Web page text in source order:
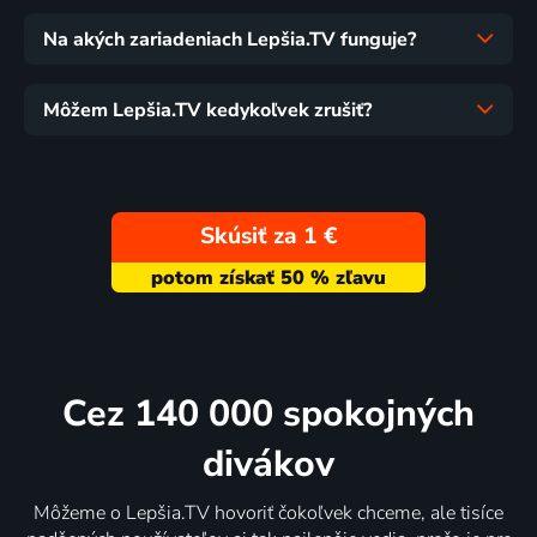
Na akých zariadeniach Lepšia.TV funguje?
Môžem Lepšia.TV kedykoľvek zrušiť?
Skúsiť za 1 €
Cez 140 000 spokojných
divákov
Môžeme o Lepšia.TV hovoriť čokoľvek chceme, ale tisíce